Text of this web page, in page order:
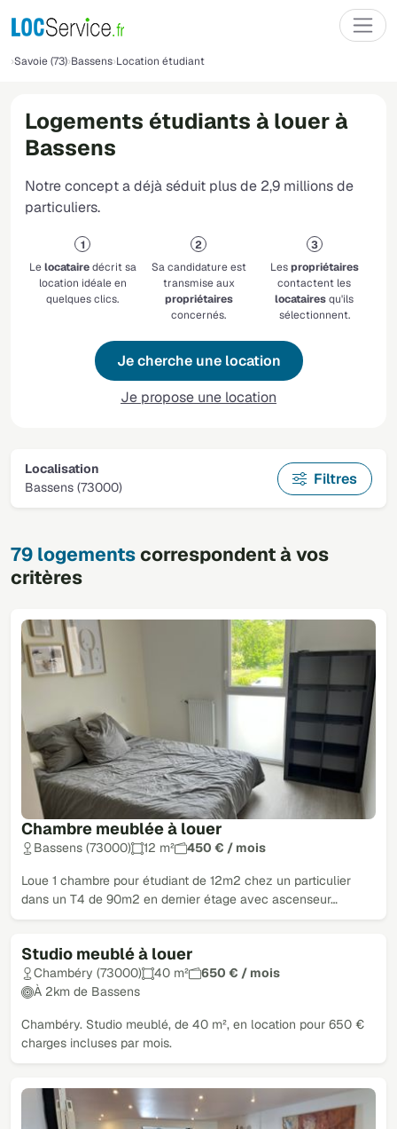
Savoie (73) Bassens Location étudiant
Logements étudiants à louer à
Bassens
Notre concept a déjà séduit plus de 2,9 millions de
particuliers.
Lelocatairedécrit sa
location idéale en
quelques clics.
Sa candidature est
transmise aux
propriétaires
concernés.
Lespropriétaires
contactent les
locatairesqu'ils
sélectionnent.
Je cherche une location
Je propose une location
Localisation
Bassens (73000)
Filtres
79 logementscorrespondent à vos
critères
Chambre meublée à louer
Bassens (73000) 12 m² 450 € / mois
Loue 1 chambre pour étudiant de 12m2 chez un particulier
dans un T4 de 90m2 en dernier étage avec ascenseur…
Studio meublé à louer
Chambéry (73000) 40 m²
650 € / mois
À 2km de Bassens
Chambéry. Studio meublé, de 40 m², en location pour 650 €
charges incluses par mois.